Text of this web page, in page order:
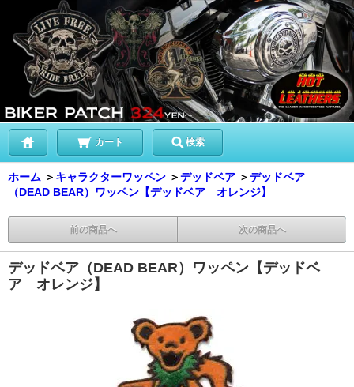
カート 検索
ホーム ＞ キャラクターワッペン ＞デッドベア ＞デッドベア
（DEAD BEAR）ワッペン【デッドベア オレンジ】
前の商品へ 次の商品へ
デッドベア（DEAD BEAR）ワッペン【デッドベ
ア オレンジ】